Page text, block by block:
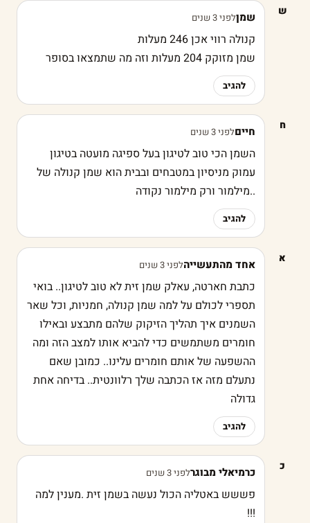
ש שמןלפני 3 שנים
קנולה רווי אכן 246 מעלות
שמן מזוקק 204 מעלות וזה מה שתמצאו בסופר
להגיב
ח חייםלפני 3 שנים
השמן הכי טוב לטיגון בעל ספיגה מועטה בטיגון
עמוק מניסיון במטבחים ובבית הוא שמן קנולה של
..מילמור ורק מילמור נקודה
להגיב
א אחד מהתעשייהלפני 3 שנים
כתבת חארטה, עאלק שמן זית לא טוב לטיגון.. בואי
תספרי לכולם על למה שמן קנולה, חמניות, וכל שאר
השמנים איך תהליך הזיקוק שלהם מתבצע ובאילו
חומרים משתמשים כדי להביא אותו למצב הזה ומה
ההשפעה של אותם חומרים עלינו.. כמובן שאם
נתעלם מזה אז הכתבה שלך רלוונטית.. בדיחה אחת
גדולה
להגיב
כ כרמיאלי מבוגרלפני 3 שנים
פששש באטליה הכול נעשה בשמן זית .מענין למה
!!!